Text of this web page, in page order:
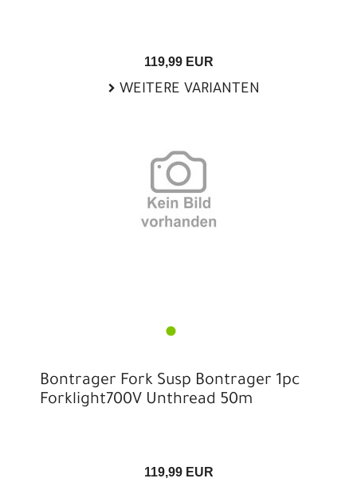
119,99 EUR
WEITERE VARIANTEN
Bontrager Fork Susp Bontrager 1pc
Forklight700V Unthread 50m
119,99 EUR